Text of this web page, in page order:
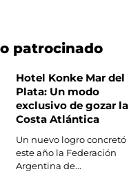
patrocinado
Hotel Konke Mar del
Plata: Un modo
exclusivo de gozar la
Costa Atlántica
Un nuevo logro concretó
este año la Federación
Argentina de...